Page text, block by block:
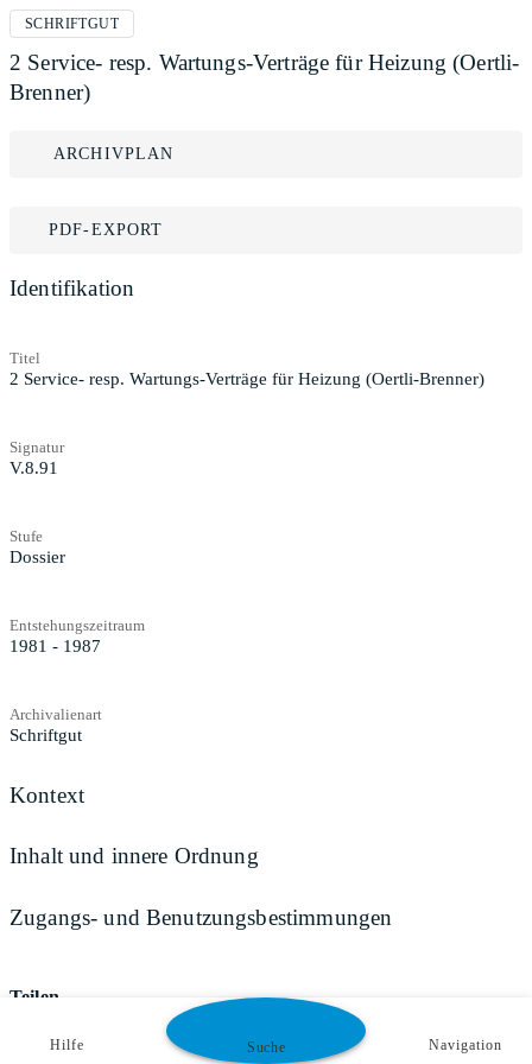
SCHRIFTGUT
2 Service- resp. Wartungs-Verträge für Heizung (Oertli-
Brenner)
ARCHIVPLAN
PDF-EXPORT
Identifikation
Titel
2 Service- resp. Wartungs-Verträge für Heizung (Oertli-Brenner)
Signatur
V.8.91
Stufe
Dossier
Entstehungszeitraum
1981 - 1987
Archivalienart
Schriftgut
Kontext
Inhalt und innere Ordnung
Zugangs- und Benutzungsbestimmungen
Teilen
Hilfe Suche Navigation